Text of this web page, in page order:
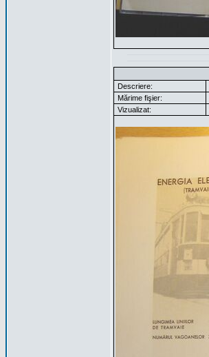
Descriere:
Mărime fişier:
Vizualizat: